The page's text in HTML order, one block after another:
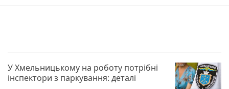
У Хмельницькому на роботу потрібні
інспектори з паркування: деталі